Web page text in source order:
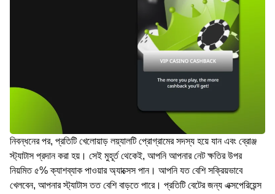
নিবন্ধনের পর, প্রতিটি খেলোয়াড় লয়্যালটি প্রোগ্রামের সদস্য হয়ে যান এবং ব্রোঞ্জ
স্ট্যাটাস প্রদান করা হয়। সেই মুহূর্ত থেকেই, আপনি আপনার নেট ক্ষতির উপর
নিয়মিত ৫% ক্যাশব্যাক পাওয়ার অ্যাক্সেস পান। আপনি যত বেশি সক্রিয়ভাবে
খেলবেন, আপনার স্ট্যাটাস তত বেশি বাড়তে পারে। প্রতিটি বেটের জন্য এক্সপেরিয়েন্স